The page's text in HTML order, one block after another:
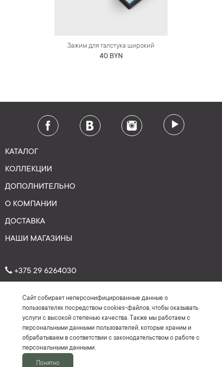
Зажим для галстука широкий
40 BYN
КАТАЛОГ
КОЛЛЕКЦИИ
ДОПОЛНИТЕЛЬНО
О КОМПАНИИ
ДОСТАВКА
НАШИ МАГАЗИНЫ
+375 29 6264030
Рейтинг: 4.7 ★ ★★ ★★
(На основе более 150 отзывов)
Сайт собирает неперсонифицированные данные о
пользователях посредством cookies-файлов, чтобы оказывать
услуги с высокой степенью качества. Также мы работаем с
персональными данными пользователей, которые храним и
обрабатываем в соответствии с законодательством о работе с
персональными данными.
Понятно